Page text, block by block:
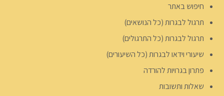
חיפוש באתר
תרגול לבגרות (כל הנושאים)
תרגול לבגרות (כל התרגולים)
שיעורי וידאו לבגרות (כל השיעורים)
פתרון בגרויות להורדה
שאלות ותשובות